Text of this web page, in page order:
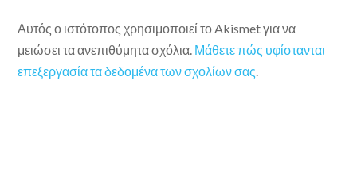
Αυτός ο ιστότοπος χρησιμοποιεί το Akismet για να
μειώσει τα ανεπιθύμητα σχόλια. Μάθετε πώς υφίστανται
επεξεργασία τα δεδομένα των σχολίων σας.